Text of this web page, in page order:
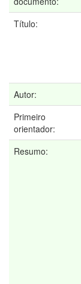
Título:
Autor:
Primeiro
orientador:
Resumo: